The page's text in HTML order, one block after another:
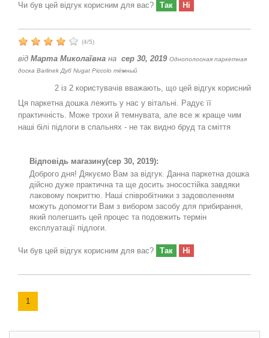
Чи був цей відгук корисним для вас? Так Ні
(4/5)
від Марта Миколаївна на сер 30, 2019 Однополосная паркетная
доска Barlinek Дуб Nugat Piccolo тёмный
2 із 2 користувачів вважають, що цей відгук корисний
Ця паркетна дошка лежить у нас у вітальні. Радує її
практичність. Може трохи й темнувата, але все ж краще чим
наші білі підлоги в спальнях - не так видно бруд та сміття
Відповідь магазину(сер 30, 2019):
Доброго дня! Дякуємо Вам за відгук. Данна паркетна дошка
дійсно дуже практична та ще досить зносостійка завдяки
лаковому покриттю. Наші співробітники з задоволенням
можуть допомогти Вам з вибором засобу для прибирання,
який полегшить цей процес та подовжить термін
експлуатації підлоги.
Чи був цей відгук корисним для вас? Так Ні
1